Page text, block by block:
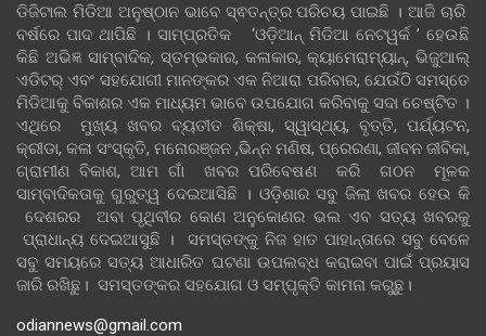
ଡିଜିଟାଲ ମିଡିଆ ଅନୁଷ୍ଠାନ ଭାବେ ସ୍ଵତନ୍ତ୍ର ପରିଚୟ ପାଇଛି । ଆଜି ଚାରି
ବର୍ଷରେ ପାଦ ଥାପିଛି । ସାମ୍ପ୍ରତିକ ‘ଓଡ଼ିଆନ୍‍ ମିଡିଆ ନେଟୱର୍କ ’ ହେଉଛି
କିଛି ଅଭିଜ୍ଞ ସାମ୍ବାଦିକ, ସ୍ତମ୍ଭକାର, କଳାକାର, କ୍ୟାମେରାମ୍ୟାନ୍, ଭିଜୁଆଲ୍
ଏଡିଟର୍ ଏବଂ ସହଯୋଗୀ ମାନଙ୍କର ଏକ ନିଆରା ପରିବାର, ଯେଉଁଠି ସମସ୍ତେ
ମିଡିଆକୁ ବିକାଶର ଏକ ମାଧ୍ୟମ ଭାବେ ଉପଯୋଗ କରିବାକୁ ସଦା ଚେଷ୍ଟିତ ।
ଏଥିରେ ମୁଖ୍ୟ ଖବର ବ୍ୟତୀତ ଶିକ୍ଷା, ସ୍ୱାସ୍ଥ୍ୟ, ବୃତ୍ତି, ପର୍ଯ୍ୟଟନ,
କ୍ରୀଡା, କଳା ସଂସ୍କୃତି, ମନୋରଞ୍ଜନ ,ଭିନ୍ନ ମଣିଷ, ପ୍ରେରଣା, ଜୀବନ ଜୀବିକା,
ଗ୍ରାମୀଣ ବିକାଶ, ଆମ ଗାଁ ଖବର ପରିବେଷଣ କରି ଗଠନ ମୂଳକ
ସାମ୍ବାଦିକତାକୁ ଗୁରୁତ୍ୱ ଦେଇଆସିଛି । ଓଡ଼ିଶାର ସବୁ ଜିଲା ଖବର ହେଉ କି
ଦେଶରର ଅବା ପୃଥିବୀର କୋଣ ଅନୁକୋଣର ଭଲ ଏବ ସତ୍ୟ ଖବରକୁ
ପ୍ରାଧାନ୍ୟ ଦେଇଆସୁଛି । ସମସ୍ତଙ୍କୁ ନିଜ ହାତ ପାହାନ୍ତାରେ ସବୁ ବେଳେ
ସବୁ ସମୟରେ ସତ୍ୟ ଆଧାରିତ ଘଟଣା ଉପଲବ୍ଧ କରାଇବା ପାଇଁ ପ୍ରୟାସ
ଜାରି ରଖିଛୁ। ସମସ୍ତଙ୍କର ସହଯୋଗ ଓ ସମ୍ପୃକ୍ତି କାମନା କରୁଛୁ।
odiannews@gmail.com